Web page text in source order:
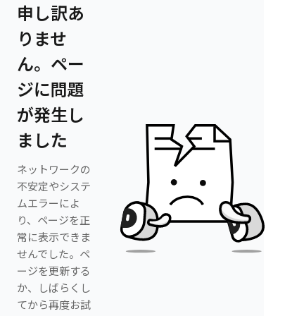
申し訳あ
りませ
ん。ペー
ジに問題
が発生し
ました
ネットワークの
不安定やシステ
ムエラーによ
り、ページを正
常に表示できま
せんでした。ペ
ージを更新する
か、しばらくし
てから再度お試